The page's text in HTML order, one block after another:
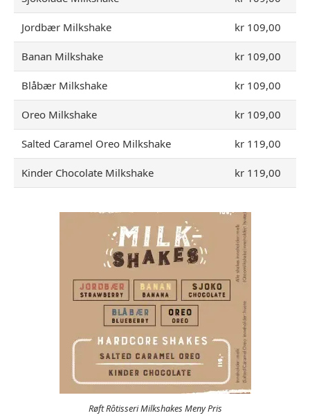
Jordbær Milkshake kr 109,00
Banan Milkshake kr 109,00
Blåbær Milkshake kr 109,00
Oreo Milkshake kr 109,00
Salted Caramel Oreo Milkshake kr 119,00
Kinder Chocolate Milkshake kr 119,00
Røft Rôtisseri Milkshakes Meny Pris